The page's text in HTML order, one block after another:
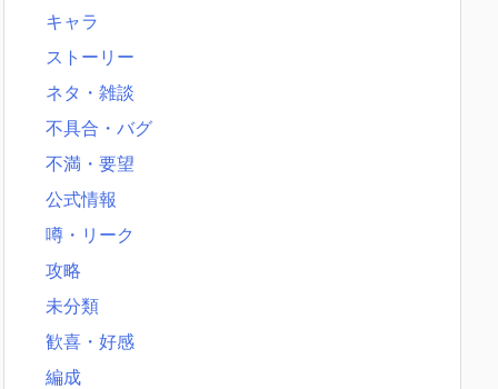
キャラ
ストーリー
ネタ・雑談
不具合・バグ
不満・要望
公式情報
噂・リーク
攻略
未分類
歓喜・好感
編成